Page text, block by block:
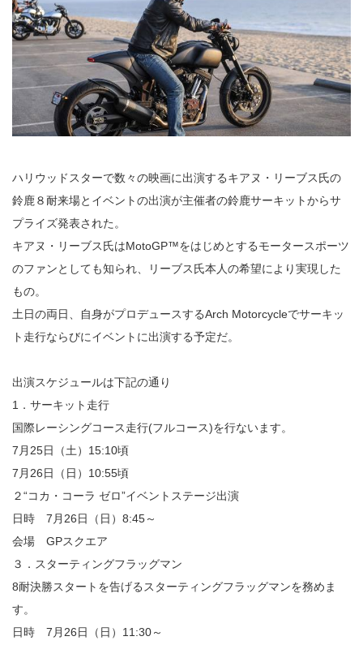
ハリウッドスターで数々の映画に出演するキアヌ・リーブス氏の
鈴鹿８耐来場とイベントの出演が主催者の鈴鹿サーキットからサ
プライズ発表された。
キアヌ・リーブス氏はMotoGP™をはじめとするモータースポーツ
のファンとしても知られ、リーブス氏本人の希望により実現した
もの。
土日の両日、自身がプロデュースするArch Motorcycleでサーキッ
ト走行ならびにイベントに出演する予定だ。
出演スケジュールは下記の通り
1．サーキット走行
国際レーシングコース走行(フルコース)を行ないます。
7月25日（土）15:10頃
7月26日（日）10:55頃
２“コカ・コーラ ゼロ”イベントステージ出演
日時 7月26日（日）8:45～
会場 GPスクエア
３．スターティングフラッグマン
8耐決勝スタートを告げるスターティングフラッグマンを務めま
す。
日時 7月26日（日）11:30～